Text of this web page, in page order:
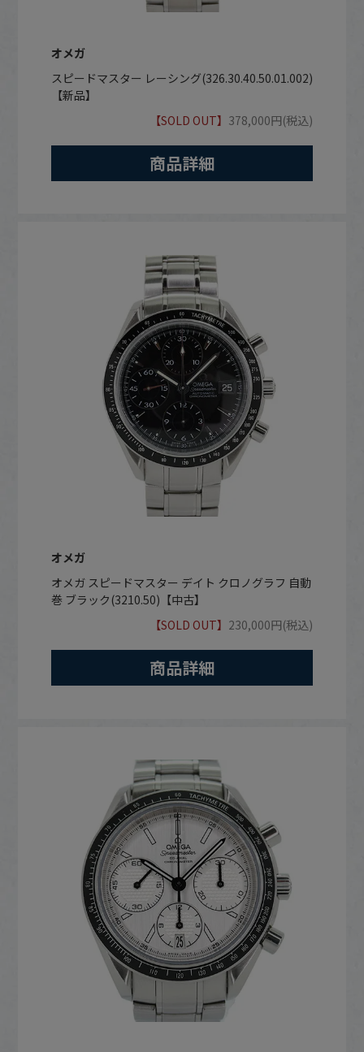
オメガ
スピードマスター レーシング(326.30.40.50.01.002)
【新品】
【SOLD OUT】 378,000円(税込)
商品詳細
オメガ
オメガ スピードマスター デイト クロノグラフ 自動
巻 ブラック(3210.50)【中古】
【SOLD OUT】 230,000円(税込)
商品詳細